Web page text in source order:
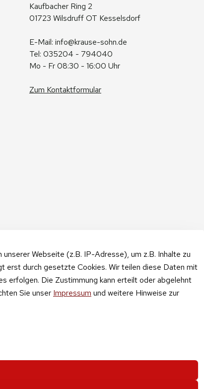
Webseite (z.B. IP-Adresse), um z.B. Inhalte zu
erst durch gesetzte Cookies. Wir teilen diese Daten mit
erfolgen. Die Zustimmung kann erteilt oder abgelehnt
Sie unser Impressum und weitere Hinweise zur
Kaufbacher Ring 2
01723 Wilsdruff OT Kesselsdorf
E-Mail: info@krause-sohn.de
Tel: 035204 - 794040
Mo - Fr 08:30 - 16:00 Uhr
Zum Kontaktformular